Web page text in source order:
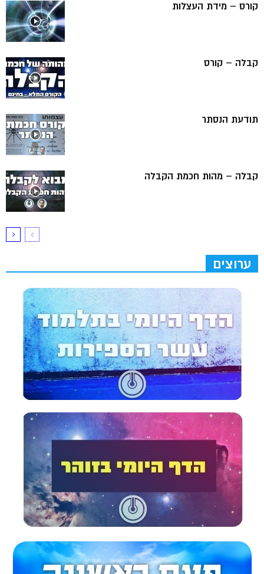
קורס – מידת העצלות
קבלה – קורס
תודעת הנסתר
קבלה – מהות חכמת הקבלה
ערוצים